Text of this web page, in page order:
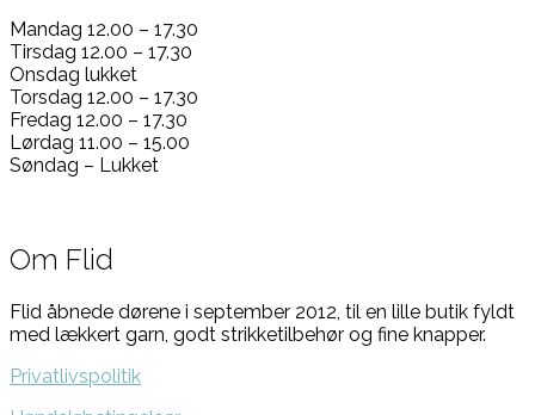
Mandag 12.00 – 17.30
Tirsdag 12.00 – 17.30
Onsdag lukket
Torsdag 12.00 – 17.30
Fredag 12.00 – 17.30
Lørdag 11.00 – 15.00
Søndag – Lukket
Om Flid
Flid åbnede dørene i september 2012, til en lille butik fyldt
med lækkert garn, godt strikketilbehør og fine knapper.
Privatlivspolitik